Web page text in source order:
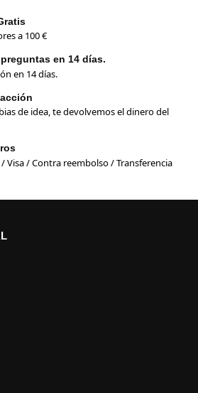
a 100 €
en 14 días.
en 14 días.
de idea, te devolvemos el dinero del
Visa / Contra reembolso / Transferencia